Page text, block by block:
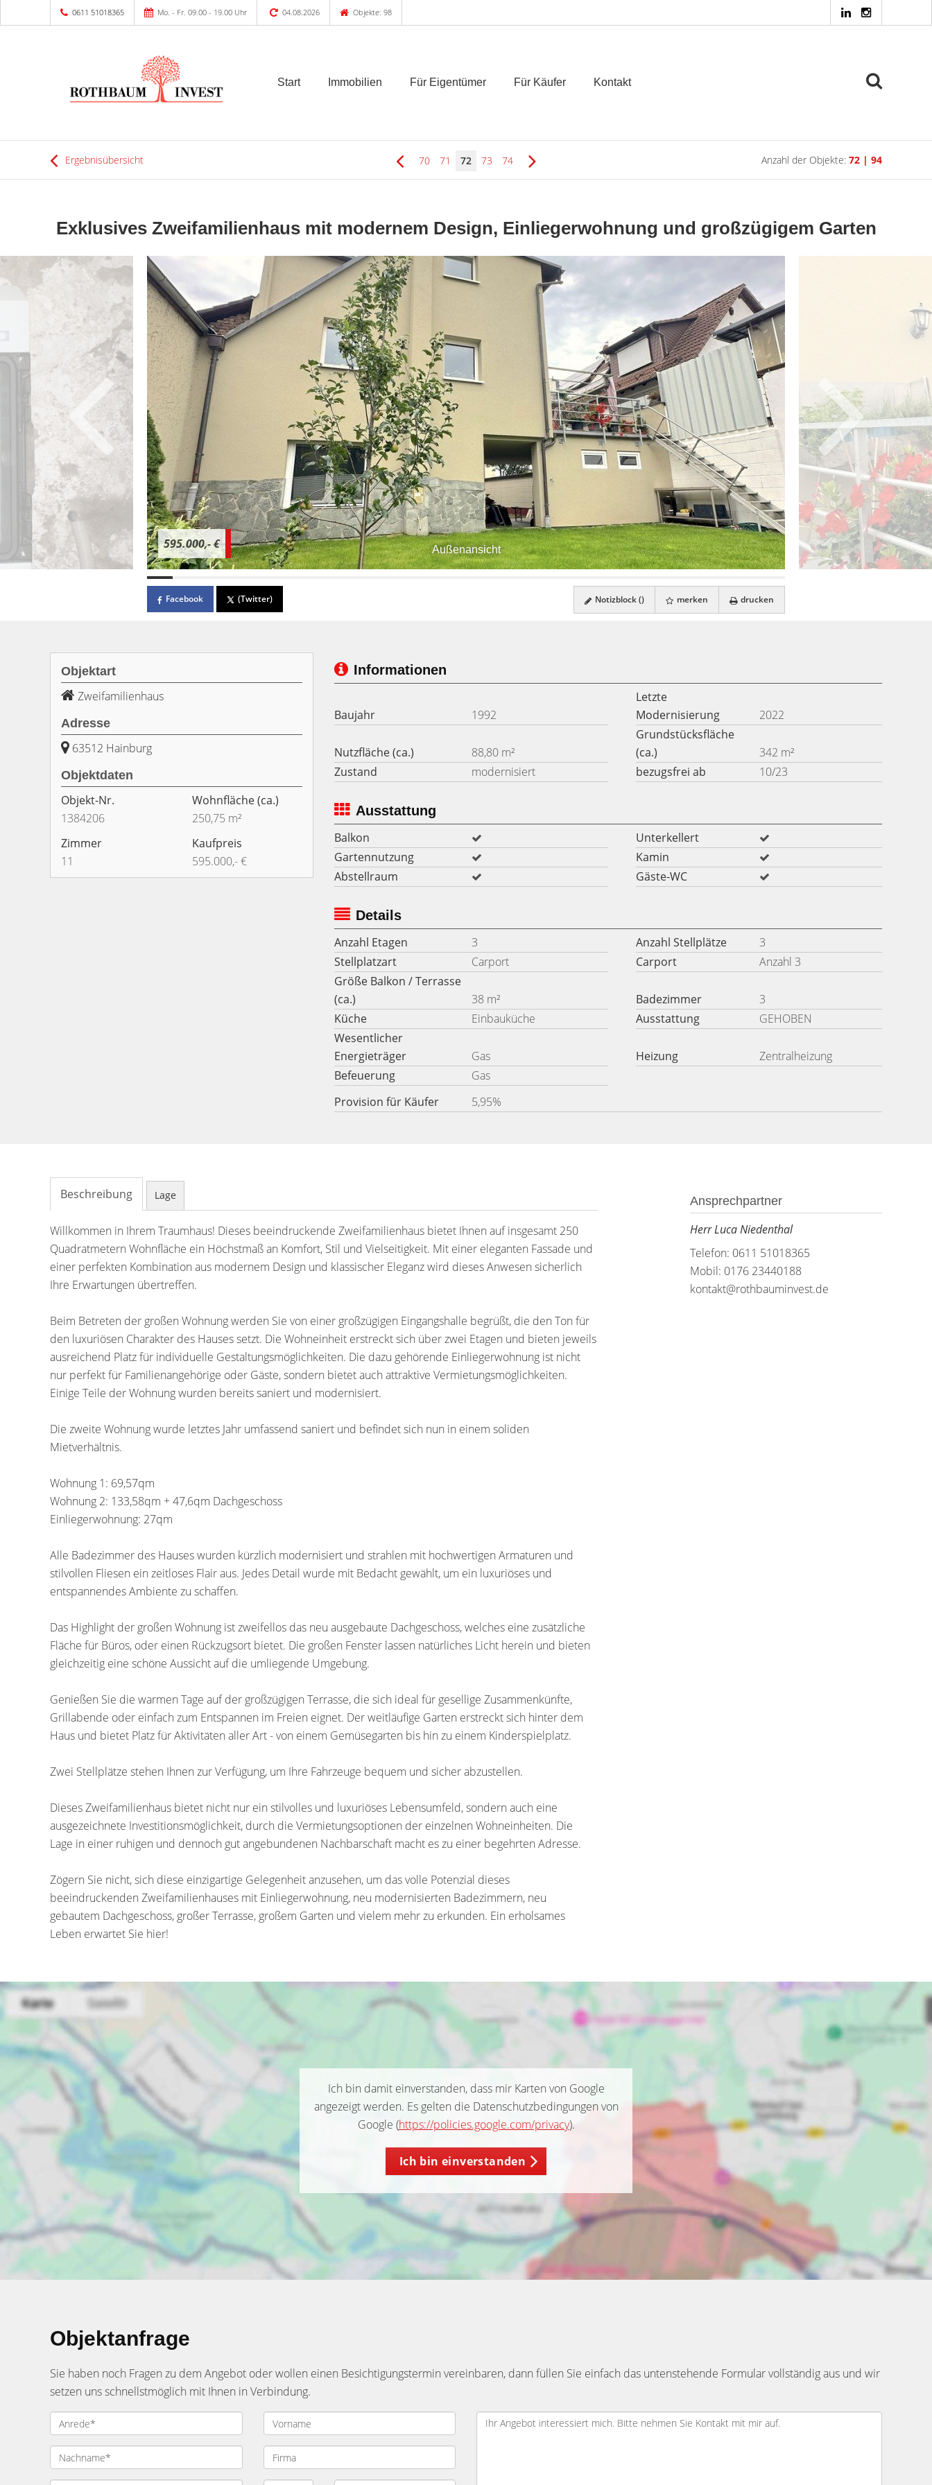
0611 51018365 Mo. - Fr. 09.00 - 19.00 Uhr 04.08.2026 Objekte: 98
Start Immobilien Für Eigentümer Für Käufer Kontakt
Ergebnisübersicht 70 71 72 73 74 Anzahl der Objekte: 72 | 94
Exklusives Zweifamilienhaus mit modernem Design, Einliegerwohnung und großzügigem Garten
Außenansicht
595.000,- €
Facebook (Twitter) Notizblock () merken drucken
Objektart
Zweifamilienhaus
Adresse
63512 Hainburg
Objektdaten
Objekt-Nr.
1384206
Wohnfläche(ca.)
250,75 m²
Zimmer
11
Kaufpreis
595.000,- €
Informationen
Baujahr 1992
Letzte
Modernisierung
2022
Nutzfläche (ca.) 88,80 m²
Grundstücksfläche
(ca.)
342 m²
Zustand
modernisiert bezugsfrei ab 10/23
Ausstattung
Balkon
Unterkellert
Gartennutzung
Kamin
Abstellraum
Gäste-WC
Details
Anzahl Etagen
3 Anzahl Stellplätze
3
Stellplatzart
Carport Carport
Anzahl 3
Größe Balkon / Terrasse
(ca.)
38 m² Badezimmer
3
Küche
Einbauküche Ausstattung
GEHOBEN
Wesentlicher
Energieträger
Gas Heizung
Zentralheizung
Befeuerung
Gas
Provision für Käufer
5,95%
Beschreibung Lage
Willkommen in Ihrem Traumhaus! Dieses beeindruckende Zweifamilienhaus bietet Ihnen auf insgesamt 250
Quadratmetern Wohnfläche ein Höchstmaß an Komfort, Stil und Vielseitigkeit. Mit einer eleganten Fassade und
einer perfekten Kombination aus modernem Design und klassischer Eleganz wird dieses Anwesen sicherlich
Ihre Erwartungen übertreffen.
Beim Betreten der großen Wohnung werden Sie von einer großzügigen Eingangshalle begrüßt, die den Ton für
den luxuriösen Charakter des Hauses setzt. Die Wohneinheit erstreckt sich über zwei Etagen und bieten jeweils
ausreichend Platz für individuelle Gestaltungsmöglichkeiten. Die dazu gehörende Einliegerwohnung ist nicht
nur perfekt für Familienangehörige oder Gäste, sondern bietet auch attraktive Vermietungsmöglichkeiten.
Einige Teile der Wohnung wurden bereits saniert und modernisiert.
Die zweite Wohnung wurde letztes Jahr umfassend saniert und befindet sich nun in einem soliden
Mietverhältnis.
Wohnung 1: 69,57qm
Wohnung 2: 133,58qm + 47,6qm Dachgeschoss
Einliegerwohnung: 27qm
Alle Badezimmer des Hauses wurden kürzlich modernisiert und strahlen mit hochwertigen Armaturen und
stilvollen Fliesen ein zeitloses Flair aus. Jedes Detail wurde mit Bedacht gewählt, um ein luxuriöses und
entspannendes Ambiente zu schaffen.
Das Highlight der großen Wohnung ist zweifellos das neu ausgebaute Dachgeschoss, welches eine zusätzliche
Fläche für Büros, oder einen Rückzugsort bietet. Die großen Fenster lassen natürliches Licht herein und bieten
gleichzeitig eine schöne Aussicht auf die umliegende Umgebung.
Genießen Sie die warmen Tage auf der großzügigen Terrasse, die sich ideal für gesellige Zusammenkünfte,
Grillabende oder einfach zum Entspannen im Freien eignet. Der weitläufige Garten erstreckt sich hinter dem
Haus und bietet Platz für Aktivitäten aller Art - von einem Gemüsegarten bis hin zu einem Kinderspielplatz.
Zwei Stellplätze stehen Ihnen zur Verfügung, um Ihre Fahrzeuge bequem und sicher abzustellen.
Dieses Zweifamilienhaus bietet nicht nur ein stilvolles und luxuriöses Lebensumfeld, sondern auch eine
ausgezeichnete Investitionsmöglichkeit, durch die Vermietungsoptionen der einzelnen Wohneinheiten. Die
Lage in einer ruhigen und dennoch gut angebundenen Nachbarschaft macht es zu einer begehrten Adresse.
Zögern Sie nicht, sich diese einzigartige Gelegenheit anzusehen, um das volle Potenzial dieses
beeindruckenden Zweifamilienhauses mit Einliegerwohnung, neu modernisierten Badezimmern, neu
gebautem Dachgeschoss, großer Terrasse, großem Garten und vielem mehr zu erkunden. Ein erholsames
Leben erwartet Sie hier!
Ansprechpartner
Herr Luca Niedenthal
Telefon: 0611 51018365
Mobil: 0176 23440188
kontakt@rothbauminvest.de
Ich bin damit einverstanden, dass mir Karten von Google
angezeigt werden. Es gelten die Datenschutzbedingungen von
Google (https://policies.google.com/privacy).
Ich bin einverstanden
Objektanfrage
Sie haben noch Fragen zu dem Angebot oder wollen einen Besichtigungstermin vereinbaren, dann füllen Sie einfach das untenstehende Formular vollständig aus und wir
setzen uns schnellstmöglich mit Ihnen in Verbindung.